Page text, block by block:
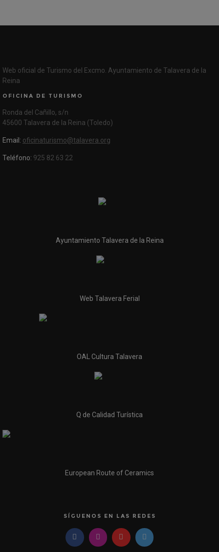
Web oficial de Turismo del Excmo. Ayuntamiento de Talavera de la
Reina
OFICINA DE TURISMO
Ronda del Cañillo, s/n
45600 Talavera de la Reina (Toledo)
Email: oficinaturismo@talavera.org
Teléfono: 925 82 63 22
Ayuntamiento Talavera de la Reina
Web Talavera Ferial
OAL Cultura Talavera
Q de Calidad Turística
European Route of Ceramics
SÍGUENOS EN LAS REDES